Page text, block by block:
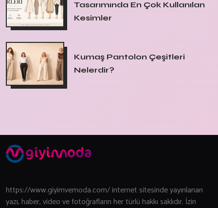
Tasarımında En Çok Kullanılan
Kesimler
Kumaş Pantolon Çeşitleri
Nelerdir?
https://www.giyimvemoda.com/ internet sitesinde yayınlanan
yazı, haber, video ve fotoğrafların her türlü hakkı saklıdır. İzin